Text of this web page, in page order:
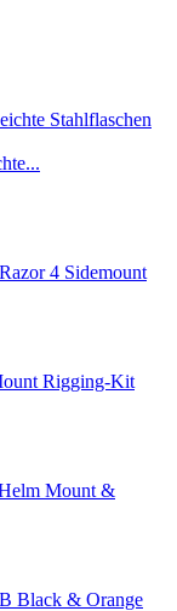
Razor 4 Sidemount
Rigging-Kit
Mount &
Black & Orange